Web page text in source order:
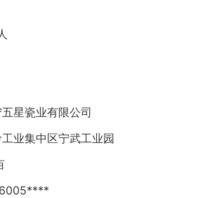
星瓷业有限公司
业集中区宁武工业园